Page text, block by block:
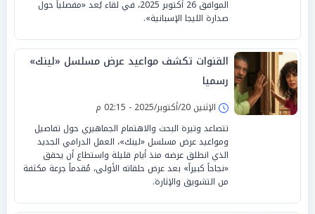
الموافق 26 أكتوبر 2025، في لقاء يُعد «مفصلياً حول
صدارة الليجا الإسبانية».
القنوات تكشف مواعيد عرض مسلسل «لينك»
رسميا
الإثنين 20/أكتوبر/2025 - 02:15 م
تتصاعد وتيرة البحث والاهتمام الجماهيري حول تفاصيل
ومواعيد عرض مسلسل «لينك»، العمل الدرامي الجديد
الذي انطلق عرضه منذ أيام قليلة واستطاع أن يحقق
«نجاحاً كبيراً» بعد عرض حلقاته الأولى، مُقدماً جرعة مكثفة
من التشويق والإثارة.